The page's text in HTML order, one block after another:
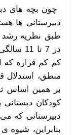
چون بچه های
دبیرستانی ها
طبق نظریه رشد
در 7
کم کم قراره که
منطق، استدلال
بر همین اساس
کودکان دبستانی
دبیرستانی که
بنابراین،